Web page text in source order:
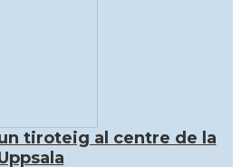
tiroteig al centre de la